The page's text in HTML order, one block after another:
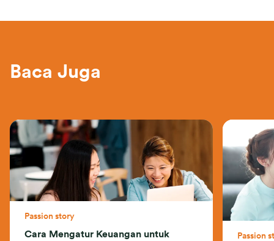
Baca Juga
Passion story
Cara Mengatur Keuangan untuk
Passion